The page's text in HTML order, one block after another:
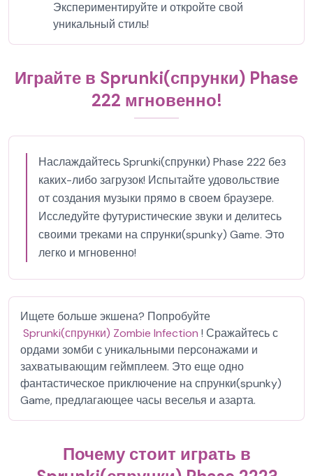
Экспериментируйте и откройте свой
уникальный стиль!
Играйте в Sprunki(спрунки) Phase
222 мгновенно!
Наслаждайтесь Sprunki(спрунки) Phase 222 без
каких-либо загрузок! Испытайте удовольствие
от создания музыки прямо в своем браузере.
Исследуйте футуристические звуки и делитесь
своими треками на спрунки(spunky) Game. Это
легко и мгновенно!
Ищете больше экшена? Попробуйте
Sprunki(спрунки) Zombie Infection ! Сражайтесь с
ордами зомби с уникальными персонажами и
захватывающим геймплеем. Это еще одно
фантастическое приключение на спрунки(spunky)
Game, предлагающее часы веселья и азарта.
Почему стоит играть в